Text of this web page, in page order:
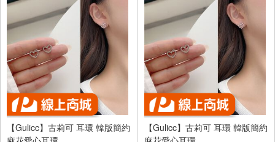
【Gulicc】古莉可 耳環 韓版簡約
【Gulicc】古莉可 耳環 韓版簡約